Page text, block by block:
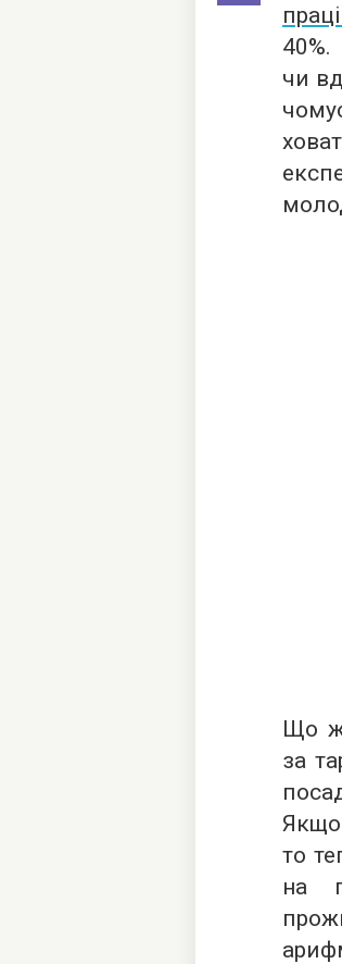
чи
Що ж
за
Якщо
то
на